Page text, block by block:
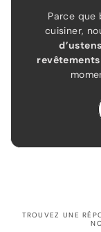
Parce que
cuisiner,
TROUVEZ UNE